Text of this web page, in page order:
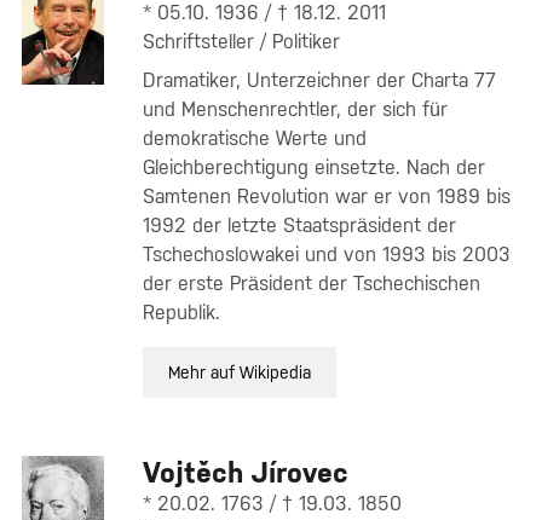
* 05.10. 1936 / † 18.12. 2011
Schriftsteller / Politiker
Dramatiker, Unterzeichner der Charta 77
und Menschenrechtler, der sich für
demokratische Werte und
Gleichberechtigung einsetzte. Nach der
Samtenen Revolution war er von 1989 bis
1992 der letzte Staatspräsident der
Tschechoslowakei und von 1993 bis 2003
der erste Präsident der Tschechischen
Republik.
Mehr auf Wikipedia
Vojtěch Jírovec
* 20.02. 1763 / † 19.03. 1850